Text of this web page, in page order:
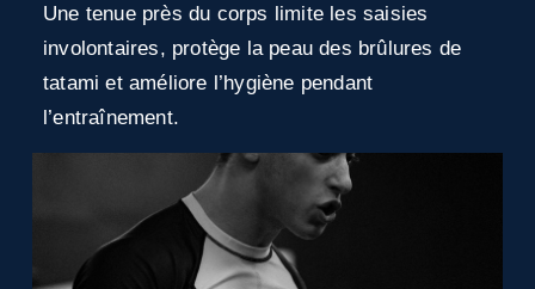
Une tenue près du corps limite les saisies
involontaires, protège la peau des brûlures de
tatami et améliore l’hygiène pendant
l’entraînement.